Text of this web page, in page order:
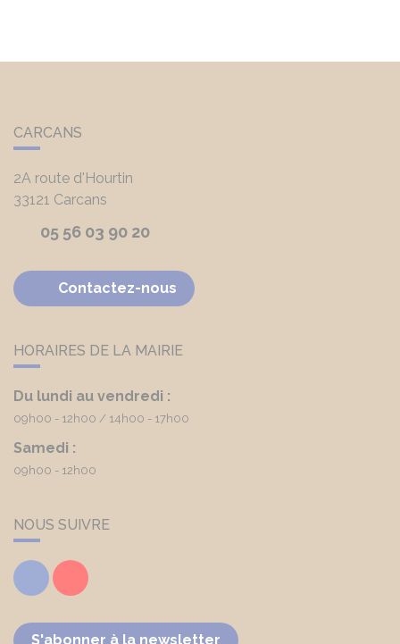
CARCANS
2A route d'Hourtin
33121 Carcans
05 56 03 90 20
Contactez-nous
HORAIRES DE LA MAIRIE
Du lundi au vendredi :
09h00 - 12h00 14h00 - 17h00
Samedi :
09h00 - 12h00
NOUS SUIVRE
FacebookYoutube
S'abonner à la newsletter